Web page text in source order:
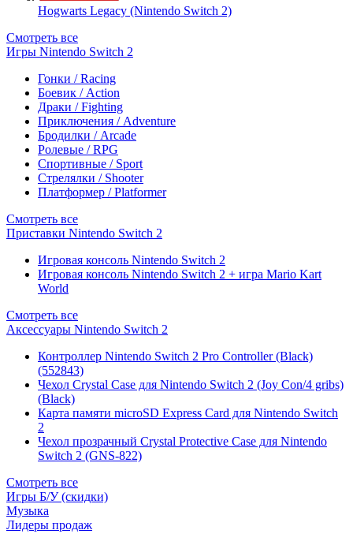
Hogwarts Legacy (Nintendo Switch 2)
Смотреть все
Игры Nintendo Switch 2
Гонки / Racing
Боевик / Action
Драки / Fighting
Приключения / Adventure
Бродилки / Arcade
Ролевые / RPG
Спортивные / Sport
Стрелялки / Shooter
Платформер / Platformer
Смотреть все
Приставки Nintendo Switch 2
Игровая консоль Nintendo Switch 2
Игровая консоль Nintendo Switch 2 + игра Mario Kart
World
Смотреть все
Аксессуары Nintendo Switch 2
Контроллер Nintendo Switch 2 Pro Controller (Black)
(552843)
Чехол Сrystal Сase для Nintendo Switch 2 (Joy Con/4 gribs)
(Black)
Карта памяти microSD Express Card для Nintendo Switch
2
Чехол прозрачный Crystal Protective Case для Nintendo
Switch 2 (GNS-822)
Смотреть все
Игры Б/У (скидки)
Музыка
Лидеры продаж